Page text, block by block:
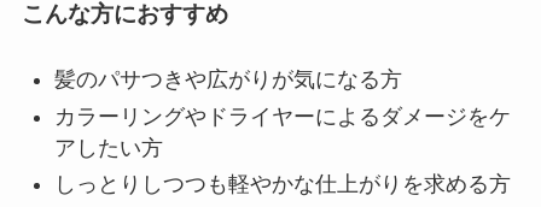
こんな方におすすめ
髪のパサつきや広がりが気になる方
カラーリングやドライヤーによるダメージをケ
アしたい方
しっとりしつつも軽やかな仕上がりを求める方